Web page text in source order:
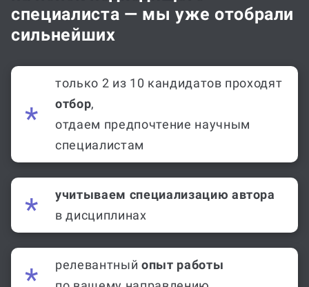
Не нужнотратить время
на поиск подходящего
специалиста — мы уже отобрали
сильнейших
только 2 из 10 кандидатов проходят
отбор
отдаем предпочтение научным
специалистам
учитываем специализацию автора
в дисциплинах